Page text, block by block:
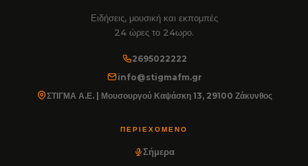
Ειδήσεις, μουσική και εκπομπές
24 ώρες το 24ωρο.
2695022222
info@stigmafm.gr
ΣΤΙΓΜΑ Α.Ε. | Μουσουργού Καψάσκη 13, 29100 Ζάκυνθος
ΠΕΡΙΕΧΌΜΕΝΟ
Σήμερα